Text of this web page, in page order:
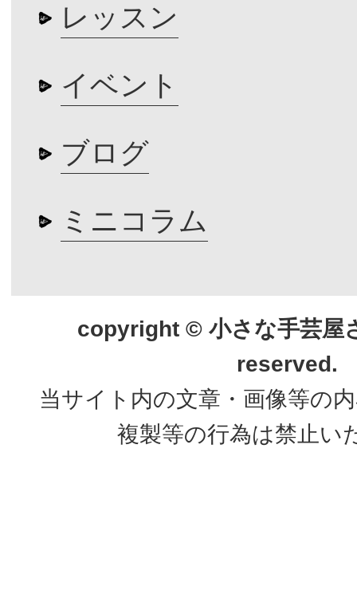
レッスン
イベント
ブログ
ミニコラム
copyright © 小さな手芸屋
reserved.
当サイト内の文章・画像等の
複製等の行為は禁止い